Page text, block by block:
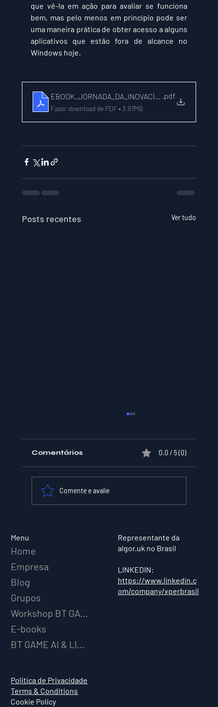
que vê-la em ação para avaliar se funciona
bem, mas pelo menos em princípio pode ser
uma maneira prática de obter acesso a alguns
aplicativos que estão fora de alcance no
Windows hoje.
EBOOK_JORNADA_DA_INOVACÌ§AÌO.pdf
Fazer download de PDF • 3.97MB
Posts recentes Ver tudo
Comentários 0.0 / 5 (0)
Comente e avalie
Menu
Home
Empresa
Blog
Grupos
Workshop BT GAME AI
E-books
BT GAME AI & LICENCIAMENTO
Politica de Privacidade
Terms & Conditions
Cookie Policy
Representante da
algor.uk no Brasil
LINKEDIN:
https://www.linkedin.c
om/company/xperbrasil